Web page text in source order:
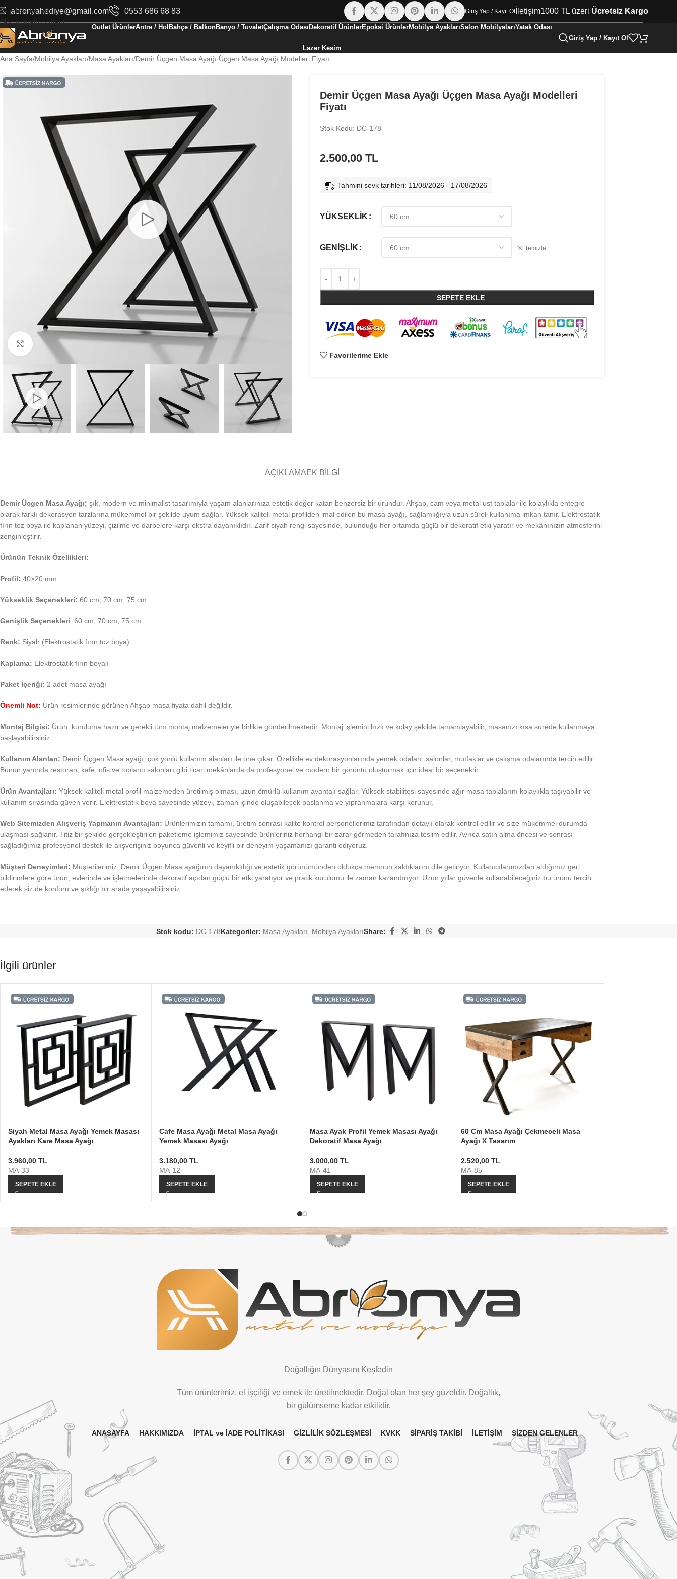
Skip to navigation
Skip to main content
abronyahediye@gmail.com 0553 686 68 83 Giriş Yap / Kayıt Ol İletişim1000 TL üzeri Ücretsiz Kargo
Outlet ÜrünlerAntre / Hol Bahçe / BalkonBanyo / TuvaletÇalışma Odası Dekoratif ÜrünlerEpoksi ÜrünlerMobilya AyaklarıSalon MobilyalarıYatak Odası
Lazer Kesim
Giriş Yap / Kayıt Ol
Ana Sayfa Mobilya Ayakları Masa Ayakları Demir Üçgen Masa Ayağı Üçgen Masa Ayağı Modelleri Fiyatı
Büyüt
Demir Üçgen Masa Ayağı Üçgen Masa Ayağı Modelleri
Fiyatı
Stok Kodu: DC-178
2.500,00 TL
Tahmini sevk tarihleri: 11/08/2026 - 17/08/2026
YÜKSEKLIK
GENIŞLIK Temizle
SEPETE EKLE
Favorilerime Ekle
AÇIKLAMAEK BILGI
Demir Üçgen Masa Ayağı; şık, modern ve minimalist tasarımıyla yaşam alanlarınıza estetik değer katan benzersiz bir üründür. Ahşap, cam veya metal üst tablalar ile kolaylıkla entegre
olarak farklı dekorasyon tarzlarına mükemmel bir şekilde uyum sağlar. Yüksek kaliteli metal profilden imal edilen bu masa ayağı, sağlamlığıyla uzun süreli kullanıma imkan tanır. Elektrostatik
fırın toz boya ile kaplanan yüzeyi, çizilme ve darbelere karşı ekstra dayanıklıdır. Zarif siyah rengi sayesinde, bulunduğu her ortamda güçlü bir dekoratif etki yaratır ve mekânınızın atmosferini
zenginleştirir.
Ürünün Teknik Özellikleri:
Profil: 40×20 mm
Yükseklik Seçenekleri: 60 cm, 70 cm, 75 cm
Genişlik Seçenekleri: 60 cm, 70 cm, 75 cm
Renk: Siyah (Elektrostatik fırın toz boya)
Kaplama: Elektrostatik fırın boyalı
Paket İçeriği: 2 adet masa ayağı
Önemli Not: Ürün resimlerinde görünen Ahşap masa fiyata dahil değildir.
Montaj Bilgisi: Ürün, kuruluma hazır ve gerekli tüm montaj malzemeleriyle birlikte gönderilmektedir. Montaj işlemini hızlı ve kolay şekilde tamamlayabilir, masanızı kısa sürede kullanmaya
başlayabilirsiniz.
Kullanım Alanları: Demir Üçgen Masa ayağı, çok yönlü kullanım alanları ile öne çıkar. Özellikle ev dekorasyonlarında yemek odaları, salonlar, mutfaklar ve çalışma odalarında tercih edilir.
Bunun yanında restoran, kafe, ofis ve toplantı salonları gibi ticari mekânlarda da profesyonel ve modern bir görüntü oluşturmak için ideal bir seçenektir.
Ürün Avantajları: Yüksek kaliteli metal profil malzemeden üretilmiş olması, uzun ömürlü kullanım avantajı sağlar. Yüksek stabilitesi sayesinde ağır masa tablalarını kolaylıkla taşıyabilir ve
kullanım sırasında güven verir. Elektrostatik boya sayesinde yüzeyi, zaman içinde oluşabilecek paslanma ve yıpranmalara karşı korunur.
Web Sitemizden Alışveriş Yapmanın Avantajları: Ürünlerimizin tamamı, üretim sonrası kalite kontrol personellerimiz tarafından detaylı olarak kontrol edilir ve size mükemmel durumda
ulaşması sağlanır. Titiz bir şekilde gerçekleştirilen paketleme işlemimiz sayesinde ürünleriniz herhangi bir zarar görmeden tarafınıza teslim edilir. Ayrıca satın alma öncesi ve sonrası
sağladığımız profesyonel destek ile alışverişiniz boyunca güvenli ve keyifli bir deneyim yaşamanızı garanti ediyoruz.
Müşteri Deneyimleri: Müşterilerimiz, Demir Üçgen Masa ayağının dayanıklılığı ve estetik görünümünden oldukça memnun kaldıklarını dile getiriyor. Kullanıcılarımızdan aldığımız geri
bildirimlere göre ürün, evlerinde ve işletmelerinde dekoratif açıdan güçlü bir etki yaratıyor ve pratik kurulumu ile zaman kazandırıyor. Uzun yıllar güvenle kullanabileceğiniz bu ürünü tercih
ederek siz de konforu ve şıklığı bir arada yaşayabilirsiniz.
Stok kodu: DC-178Kategoriler: Masa Ayakları Mobilya AyaklarıShare:
İlgili ürünler
Siyah Metal Masa Ayağı Yemek Masası
Ayakları Kare Masa Ayağı
3.960,00 TL
MA-33
SEPETE EKLE
Cafe Masa Ayağı Metal Masa Ayağı
Yemek Masası Ayağı
3.180,00 TL
MA-12
SEPETE EKLE
Masa Ayak Profil Yemek Masası Ayağı
Dekoratif Masa Ayağı
3.000,00 TL
MA-41
SEPETE EKLE
60 Cm Masa Ayağı Çekmeceli Masa
Ayağı X Tasarım
2.520,00 TL
MA-85
SEPETE EKLE
Doğallığın Dünyasını Keşfedin
Tüm ürünlerimiz, el işçiliği ve emek ile üretilmektedir. Doğal olan her şey güzeldir. Doğallık,
bir gülümseme kadar etkilidir.
ANASAYFA HAKKIMIZDA İPTAL ve İADE POLİTİKASI GİZLİLİK SÖZLEŞMESİ KVKK SİPARİŞ TAKİBİ İLETİŞİM SİZDEN GELENLER